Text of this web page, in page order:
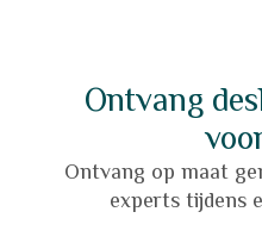
Ontvang
Ontvang op maat
experts tijdens